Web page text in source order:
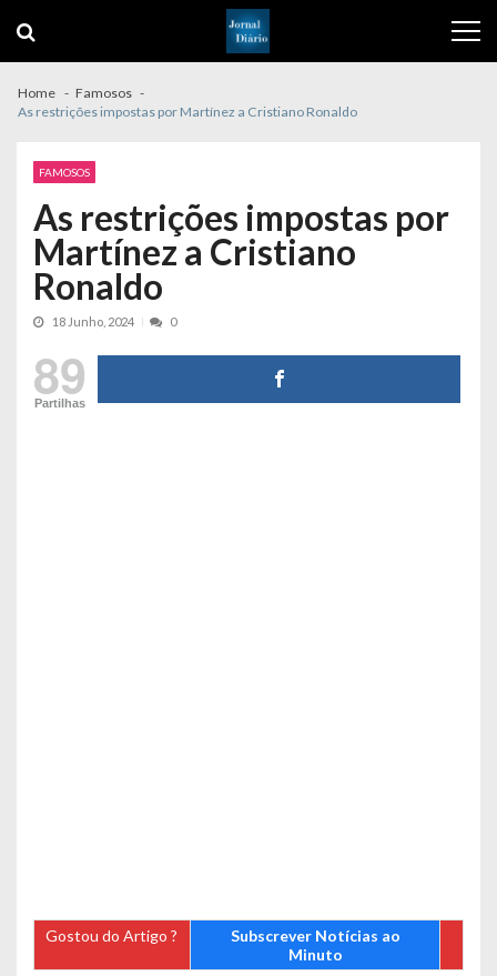
navigation
content
Home
Famosos
As restrições impostas por Martínez a Cristiano Ronaldo
FAMOSOS
As restrições impostas por
Martínez a Cristiano
Ronaldo
18 Junho, 2024 0
89
Partilhas
Gostou do Artigo ?
Subscrever Notícias ao
Minuto